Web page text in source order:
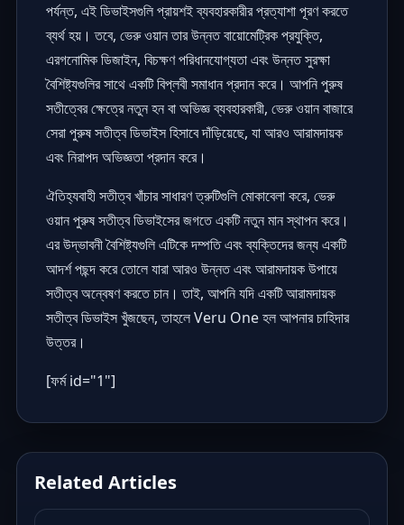
পর্যন্ত, এই ডিভাইসগুলি প্রায়শই ব্যবহারকারীর প্রত্যাশা পূরণ করতে
ব্যর্থ হয়। তবে, ভেরু ওয়ান তার উন্নত বায়োমেট্রিক প্রযুক্তি,
এরগনোমিক ডিজাইন, বিচক্ষণ পরিধানযোগ্যতা এবং উন্নত সুরক্ষা
বৈশিষ্ট্যগুলির সাথে একটি বিপ্লবী সমাধান প্রদান করে। আপনি পুরুষ
সতীত্বের ক্ষেত্রে নতুন হন বা অভিজ্ঞ ব্যবহারকারী, ভেরু ওয়ান বাজারে
সেরা পুরুষ সতীত্ব ডিভাইস হিসাবে দাঁড়িয়েছে, যা আরও আরামদায়ক
এবং নিরাপদ অভিজ্ঞতা প্রদান করে।
ঐতিহ্যবাহী সতীত্ব খাঁচার সাধারণ ত্রুটিগুলি মোকাবেলা করে, ভেরু
ওয়ান পুরুষ সতীত্ব ডিভাইসের জগতে একটি নতুন মান স্থাপন করে।
এর উদ্ভাবনী বৈশিষ্ট্যগুলি এটিকে দম্পতি এবং ব্যক্তিদের জন্য একটি
আদর্শ পছন্দ করে তোলে যারা আরও উন্নত এবং আরামদায়ক উপায়ে
সতীত্ব অন্বেষণ করতে চান। তাই, আপনি যদি একটি আরামদায়ক
সতীত্ব ডিভাইস খুঁজছেন, তাহলে Veru One হল আপনার চাহিদার
উত্তর।
[ফর্ম id="1"]
Related Articles